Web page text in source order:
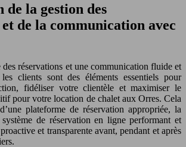
la gestion des
de la communication avec
réservations et une communication fluide et
les clients sont des éléments essentiels pour
fidéliser votre clientèle et maximiser le
pour votre location de chalet aux Orres. Cela
plateforme de réservation appropriée, la
de réservation en ligne performant et
et transparente avant, pendant et après